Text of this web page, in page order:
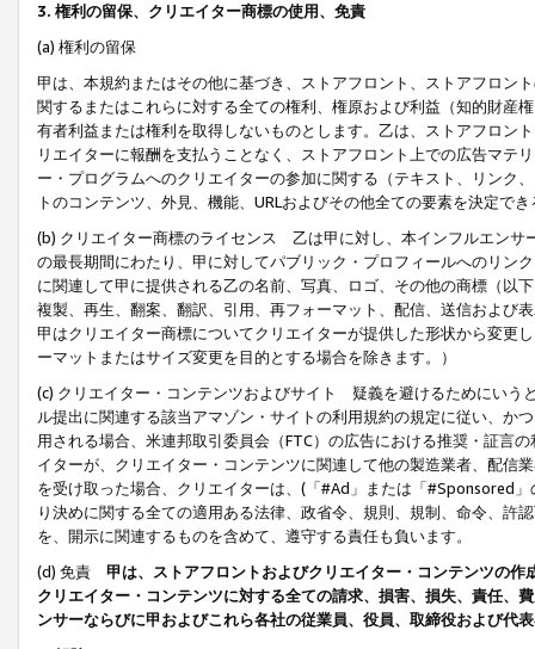
3. 権利の留保、クリエイター商標の使用、免責
(a) 権利の留保
甲は、本規約またはその他に基づき、ストアフロント、ストアフロン
関するまたはこれらに対する全ての権利、権原および利益（知的財産
有者利益または権利を取得しないものとします。乙は、ストアフロン
リエイターに報酬を支払うことなく、ストアフロント上での広告マテ
ー・プログラムへのクリエイターの参加に関する（テキスト、リンク
トのコンテンツ、外見、機能、URLおよびその他全ての要素を決定で
(b) クリエイター商標のライセンス 乙は甲に対し、本インフルエンサ
の最長期間にわたり、甲に対してパブリック・プロフィールへのリン
に関連して甲に提供される乙の名前、写真、ロゴ、その他の商標（以
複製、再生、翻案、翻訳、引用、再フォーマット、配信、送信および
甲はクリエイター商標についてクリエイターが提供した形状から変更
ーマットまたはサイズ変更を目的とする場合を除きます。）
(c) クリエイター・コンテンツおよびサイト 疑義を避けるためにいう
ル提出に関連する該当アマゾン・サイトの利用規約の規定に従い、か
用される場合、米連邦取引委員会（FTC）の広告における推奨・証言
イターが、クリエイター・コンテンツに関連して他の製造業者、配信
を受け取った場合、クリエイターは、(「#Ad」または「#Sponsored
り決めに関する全ての適用ある法律、政省令、規則、規制、命令、許
を、開示に関連するものを含めて、遵守する責任も負います。
(d) 免責 甲は、ストアフロントおよびクリエイター・コンテンツの
クリエイター・コンテンツに対する全ての請求、損害、損失、責任、
ンサーならびに甲およびこれら各社の従業員、役員、取締役および代